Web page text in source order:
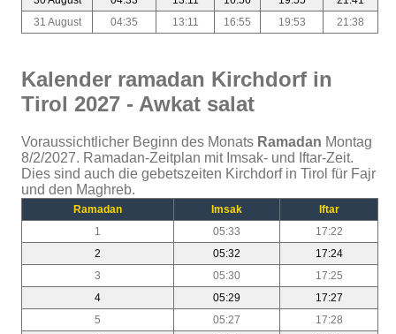
31 August
04:35 13:11 16:55 19:53 21:38
Kalender ramadan Kirchdorf in
Tirol 2027 - Awkat salat
Voraussichtlicher Beginn des Monats Ramadan Montag
8/2/2027. Ramadan-Zeitplan mit Imsak- und Iftar-Zeit.
Dies sind auch die gebetszeiten Kirchdorf in Tirol für Fajr
und den Maghreb.
Ramadan Imsak
Iftar
1
05:33
17:22
2
05:32
17:24
3
05:30
17:25
4
05:29
17:27
5
05:27
17:28